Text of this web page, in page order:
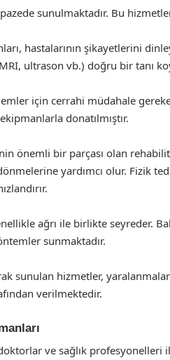
sunulmaktadır. Bu
hastalarının şikayetlerini
ultrason vb.) doğru bir tanı
için cerrahi müdahale
donatılmıştır.
önemli bir parçası olan
yardımcı olur. Fizik
ağrı ile birlikte seyreder.
sunmaktadır.
sunulan hizmetler,
verilmektedir.
ve sağlık profesyonelleri